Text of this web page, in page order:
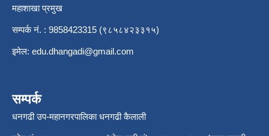
महाशाखा प्रमुख
सम्पर्क नं. : 9858423315 (९८५८४२३३१५)
इमेल: edu.dhangadi@gmail.com
सम्पर्क
धनगढी उप-महानगरपालिका धनगढी कैलाली